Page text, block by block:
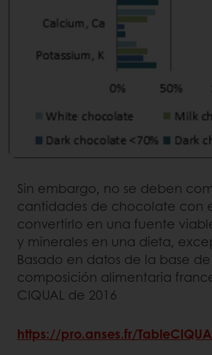
Sin embargo, no se deben
cantidades de chocolate con
convertirlo en una fuente
y minerales en una dieta,
Basado en datos de la base
composición alimentaria
CIQUAL de 2016
https://pro.anses.fr/